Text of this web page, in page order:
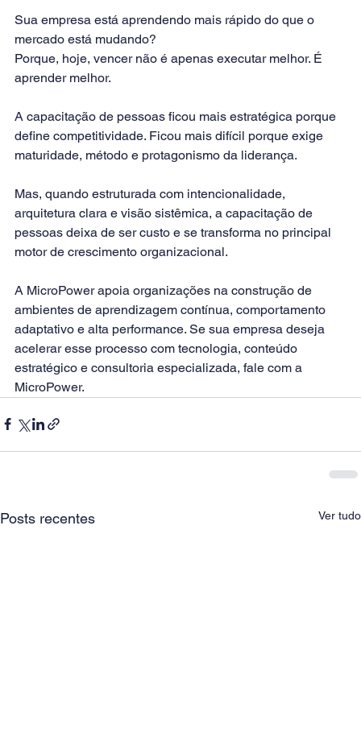
Sua empresa está aprendendo mais rápido do que o
mercado está mudando?
Porque, hoje, vencer não é apenas executar melhor. É
aprender melhor.
A capacitação de pessoas ficou mais estratégica porque
define competitividade. Ficou mais difícil porque exige
maturidade, método e protagonismo da liderança.
Mas, quando estruturada com intencionalidade,
arquitetura clara e visão sistêmica, a capacitação de
pessoas deixa de ser custo e se transforma no principal
motor de crescimento organizacional.
A MicroPower apoia organizações na construção de
ambientes de aprendizagem contínua, comportamento
adaptativo e alta performance. Se sua empresa deseja
acelerar esse processo com tecnologia, conteúdo
estratégico e consultoria especializada, fale com a
MicroPower.
Posts recentes Ver tudo